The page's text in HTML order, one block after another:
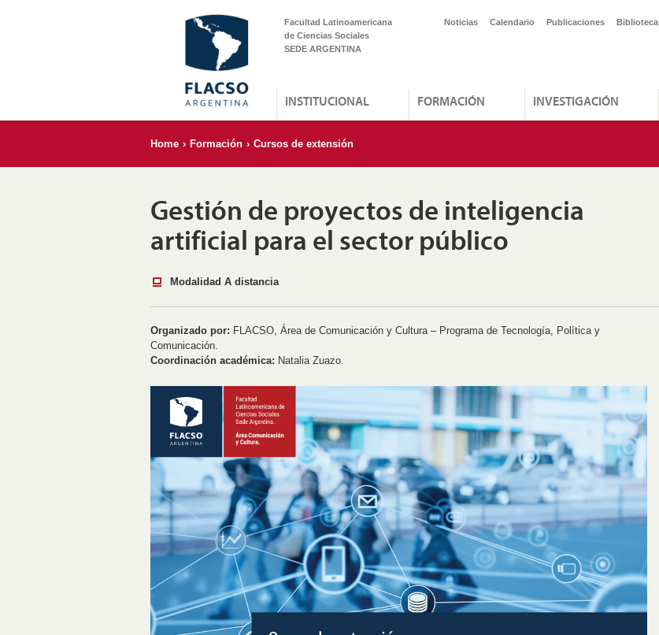
Facultad Latinoamericana
de Ciencias Sociales
SEDE ARGENTINA
Noticias Calendario Publicaciones Biblioteca
INSTITUCIONAL FORMACIÓN INVESTIGACIÓN
Home › Formación › Cursos de extensión
Gestión de proyectos de inteligencia
artificial para el sector público
Modalidad A distancia
Organizado por: FLACSO, Área de Comunicación y Cultura – Programa de Tecnología, Política y
Comunicación.
Coordinación académica: Natalia Zuazo.